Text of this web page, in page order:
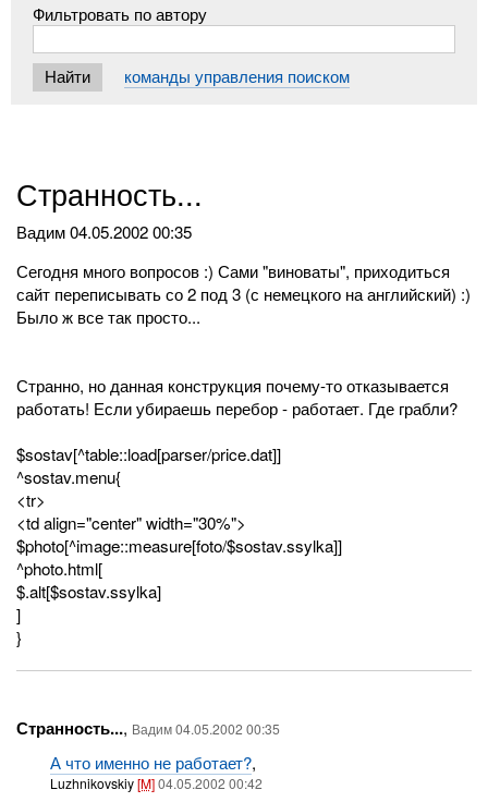
Фильтровать по автору
команды управления поиском
Странность...
Вадим04.05.2002 00:35
Сегодня много вопросов :) Сами "виноваты", приходиться
сайт переписывать со 2 под 3 (с немецкого на английский) :)
Было ж все так просто...
Странно, но данная конструкция почему-то отказывается
работать! Если убираешь перебор - работает. Где грабли?
$sostav[^table::load[parser/price.dat]]
^sostav.menu{
<tr>
<td align="center" width="30%">
$photo[^image::measure[foto/$sostav.ssylka]]
^photo.html[
$.alt[$sostav.ssylka]
]
}
Странность..., Вадим 04.05.2002 00:35
А что именно не работает?,
Luzhnikovskiy[M] 04.05.2002 00:42